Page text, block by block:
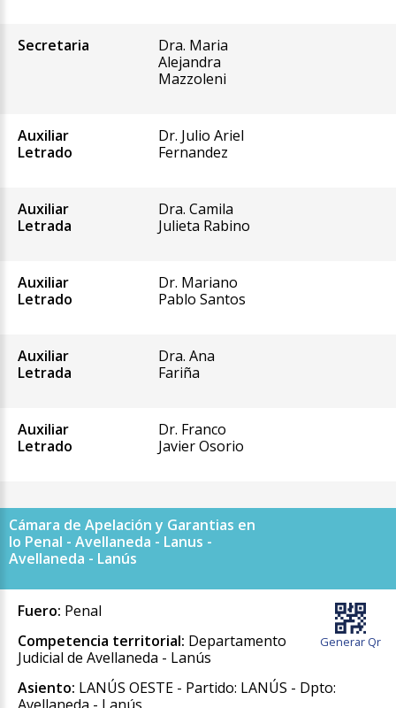
Secretaria
Dra. Maria
Alejandra
Mazzoleni
Auxiliar
Letrado
Dr. Julio Ariel
Fernandez
Auxiliar
Letrada
Dra. Camila
Julieta Rabino
Auxiliar
Letrado
Dr. Mariano
Pablo Santos
Auxiliar
Letrada
Dra. Ana
Fariña
Auxiliar
Letrado
Dr. Franco
Javier Osorio
Cámara de Apelación y Garantias en
lo Penal - Avellaneda - Lanus -
Avellaneda - Lanús
Generar Qr
Fuero: Penal
Competencia territorial: Departamento
Judicial de Avellaneda - Lanús
Asiento: LANÚS OESTE - Partido: LANÚS - Dpto: